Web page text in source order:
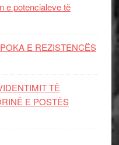
e potencialeve të
E REZISTENCЁS
TË
E POSTËS